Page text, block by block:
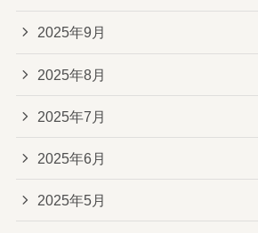
2025年9月
2025年8月
2025年7月
2025年6月
2025年5月